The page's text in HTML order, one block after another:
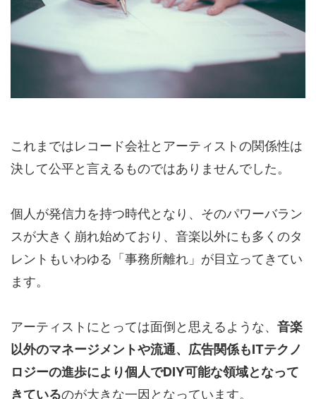
これまではレコード会社とアーティストの関係性は
決して公平と言えるものではありませんでした。
個人が発信力を持つ時代となり、そのパワーバラン
スが大きく崩れ始めており、音楽以外にも多くのタ
レントもいわゆる「事務所離れ」が目立ってきてい
ます。
アーティストにとっては面倒と思えるような、 音楽
以外のマネージメントや流通、広告関係もITテクノ
ロジーの進歩により個人でDIY可能な領域となって
きているのが大きな一因となっています。